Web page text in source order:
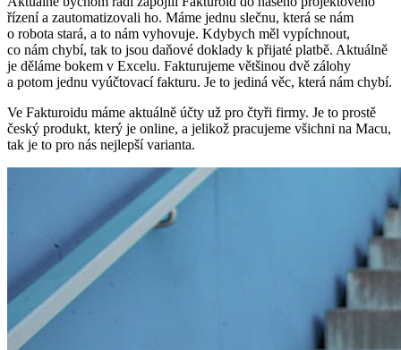
řízení a zautomatizovali ho. Máme jednu slečnu, která se nám
o robota stará, a to nám vyhovuje. Kdybych měl vypíchnout,
co nám chybí, tak to jsou daňové doklady k přijaté platbě. Aktuálně
je děláme bokem v Excelu. Fakturujeme většinou dvě zálohy
a potom jednu vyúčtovací fakturu. Je to jediná věc, která nám chybí.
Ve Fakturoidu máme aktuálně účty už pro čtyři firmy. Je to prostě
český produkt, který je online, a jelikož pracujeme všichni na Macu,
tak je to pro nás nejlepší varianta.